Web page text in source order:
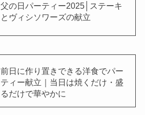
父の日パーティー2025│ステーキ
とヴィシソワーズの献立
前日に作り置きできる洋食でパー
ティー献立｜当日は焼くだけ・盛
るだけで華やかに